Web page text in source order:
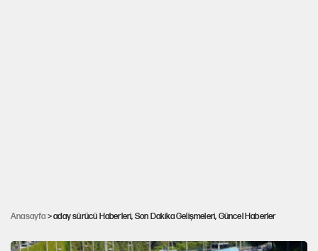
Anasayfa > aday sürücü Haberleri, Son Dakika Gelişmeleri, Güncel Haberler
iptal ettirecek